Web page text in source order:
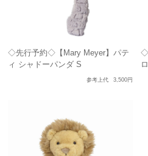
◇先行予約◇【Mary Meyer】パテ
ィ シャドーパンダ S
参考上代 3,500円
◇